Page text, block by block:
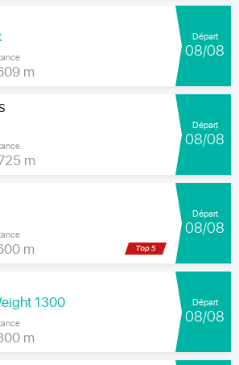
m
Départ
08/08
m
Départ
08/08
m
Départ
08/08
1300
m
Départ
08/08